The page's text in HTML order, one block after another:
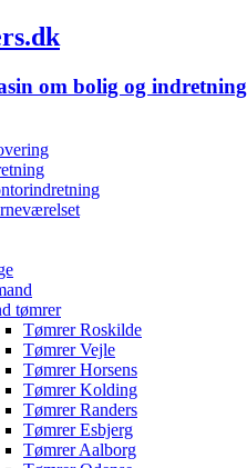
om bolig og indretning
tømrer
Tømrer Roskilde
Tømrer Vejle
Tømrer Horsens
Tømrer Kolding
Tømrer Randers
Tømrer Esbjerg
Tømrer Aalborg